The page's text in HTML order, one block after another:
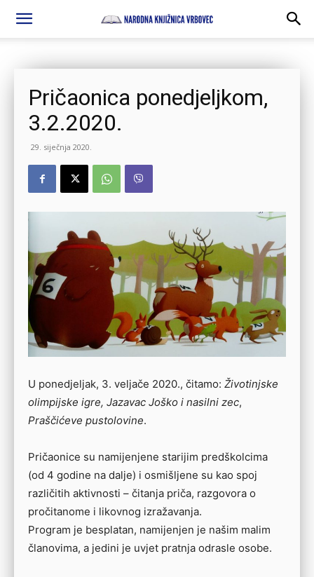
Pričaonica ponedjeljkom,
3.2.2020.
29. siječnja 2020.
U ponedjeljak, 3. veljače 2020., čitamo: Životinjske
olimpijske igre, Jazavac Joško i nasilni zec,
Praščićeve pustolovine.
Pričaonice su namijenjene starijim predškolcima
(od 4 godine na dalje) i osmišljene su kao spoj
različitih aktivnosti – čitanja priča, razgovora o
pročitanome i likovnog izražavanja.
Program je besplatan, namijenjen je našim malim
članovima, a jedini je uvjet pratnja odrasle osobe.